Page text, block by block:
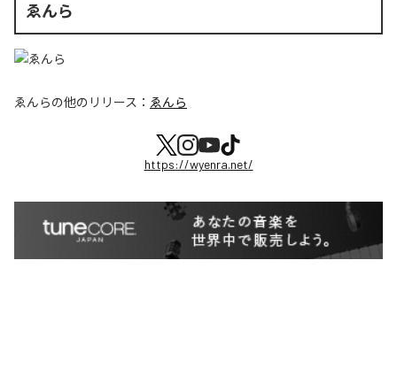
ゑんら
ゑんらの他のリリース： ゑんら
https://wyenra.net/